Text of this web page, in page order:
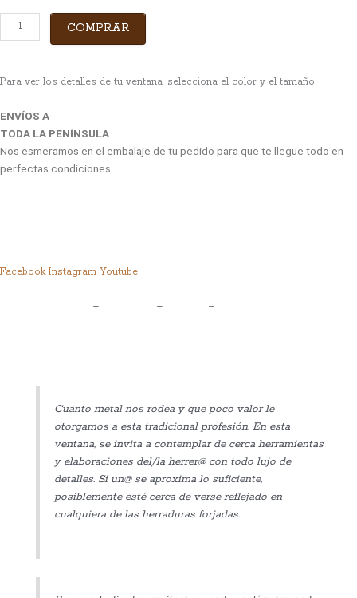
COMPRAR
Para ver los detalles de tu ventana, selecciona el color y el tamaño
ENVÍOS A
TODA LA PENÍNSULA
Nos esmeramos en el embalaje de tu pedido para que te llegue todo en
perfectas condiciones.
Facebook Instagram Youtube
– – –
Cuanto metal nos rodea y que poco valor le
otorgamos a esta tradicional profesión. En esta
ventana, se invita a contemplar de cerca herramientas
y elaboraciones del/la herrer@ con todo lujo de
detalles. Si un@ se aproxima lo suficiente,
posiblemente esté cerca de verse reflejado en
cualquiera de las herraduras forjadas.